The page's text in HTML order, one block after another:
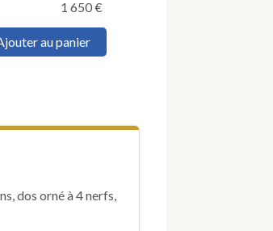
1 650€
au panier
dos orné à 4 nerfs,